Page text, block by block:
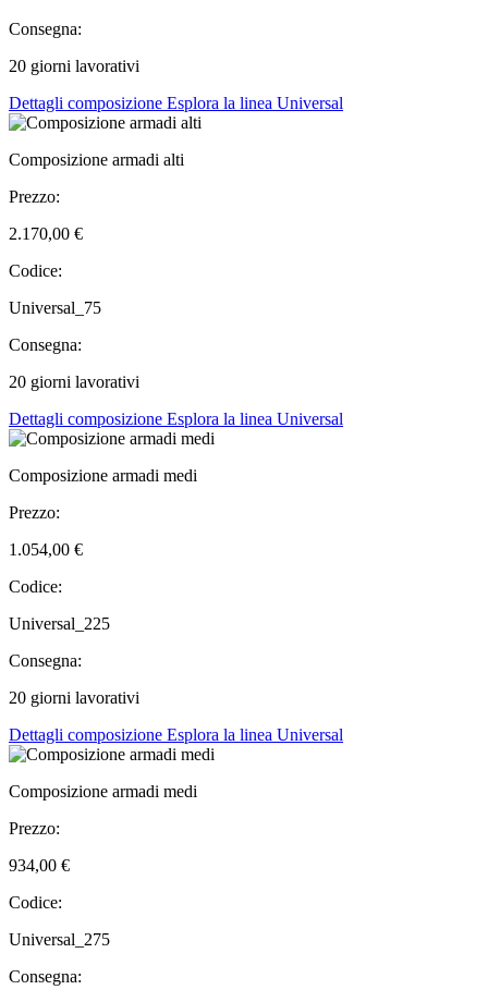
Consegna:
20 giorni lavorativi
Dettagli composizione Esplora la linea Universal
Composizione armadi alti
Prezzo:
2.170,00 €
Codice:
Universal_75
Consegna:
20 giorni lavorativi
Dettagli composizione Esplora la linea Universal
Composizione armadi medi
Prezzo:
1.054,00 €
Codice:
Universal_225
Consegna:
20 giorni lavorativi
Dettagli composizione Esplora la linea Universal
Composizione armadi medi
Prezzo:
934,00 €
Codice:
Universal_275
Consegna: